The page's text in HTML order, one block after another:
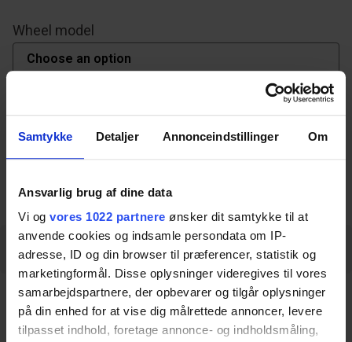
Samtykke Detaljer Annonceindstillinger Om
Ansvarlig brug af dine data
Vi og vores 1022 partnere ønsker dit samtykke til at
anvende cookies og indsamle persondata om IP-
adresse, ID og din browser til præferencer, statistik og
marketingformål. Disse oplysninger videregives til vores
samarbejdspartnere, der opbevarer og tilgår oplysninger
på din enhed for at vise dig målrettede annoncer, levere
tilpasset indhold, foretage annonce- og indholdsmåling,
Wheel model
Description Specifications Measurements
Description